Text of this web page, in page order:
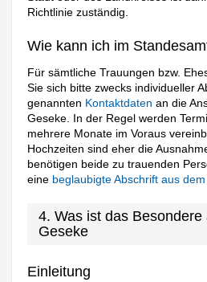
Richtlinie zuständig.
Wie kann ich im
Für sämtliche Trauungen bzw.
Sie sich bitte zwecks individueller
genannten Kontaktdaten an die
Geseke. In der Regel werden
mehrere Monate im Voraus
Hochzeiten sind eher die
benötigen beide zu trauenden
eine beglaubigte Abschrift aus
4. Was ist das
Geseke
Einleitung